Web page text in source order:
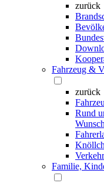
zurück
Fahrzeug &
zurück
Rund
Familie,